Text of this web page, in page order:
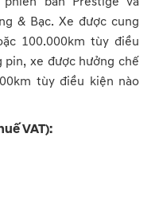
& Bạc. Xe được cung
100.000km tùy điều
xe được hưởng chế
tùy điều kiện nào
VAT):